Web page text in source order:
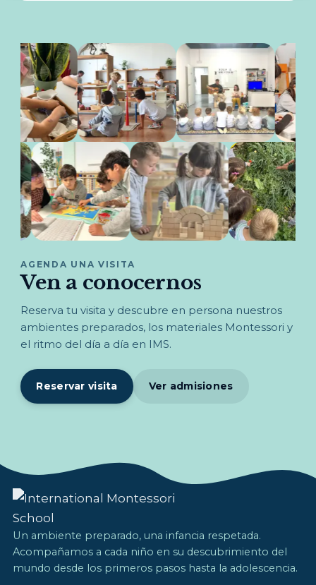
AGENDA UNA VISITA
Ven a conocernos
Reserva tu visita y descubre en persona nuestros
ambientes preparados, los materiales Montessori y
el ritmo del día a día en IMS.
Reservar visita Ver admisiones
Un ambiente preparado, una infancia respetada.
Acompañamos a cada niño en su descubrimiento del
mundo desde los primeros pasos hasta la adolescencia.